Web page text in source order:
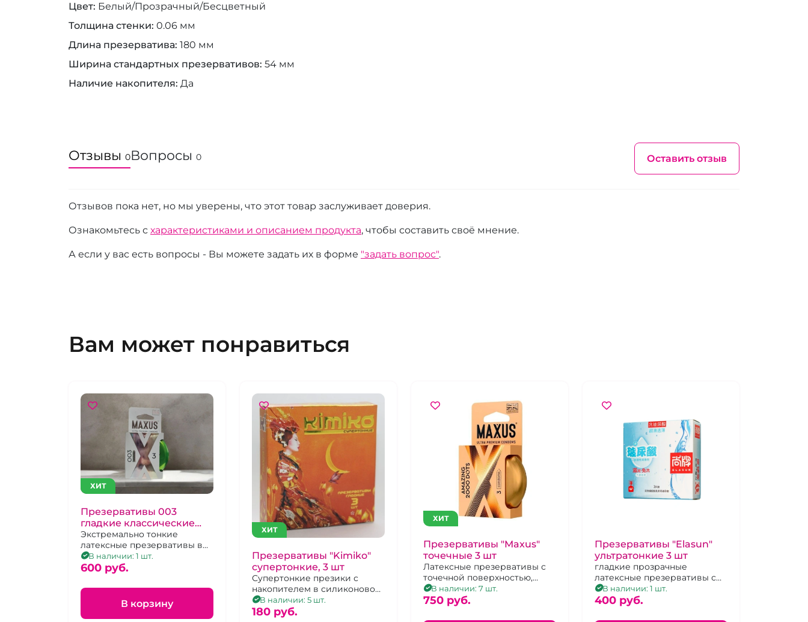
Цвет Белый/Прозрачный/Бесцветный
Толщина стенки 0.06 мм
Длина презерватива 180 мм
Ширина стандартных презервативов 54 мм
Наличие накопителя Да
Отзывы 0Вопросы 0 Оставить отзыв
Отзывов пока нет, но мы уверены, что этот товар заслуживает доверия.
Ознакомьтесь с характеристиками и описанием продукта, чтобы составить своё мнение.
А если у вас есть вопросы - Вы можете задать их в форме "задать вопрос".
Вам может понравиться
ХИТ
Презервативы 003
гладкие классические
"Maxus" 3 шт в зеленом
металлическом кейсе
Экстремально тонкие
латексные презервативы в
железном кейсе. 3 шт.
В наличии: 1 шт.
600 pуб.
В корзину
ХИТ
Презервативы "Kimiko"
супертонкие, 3 шт
Супертонкие презики с
накопителем в силиконовой
смазке.
В наличии: 5 шт.
180 pуб.
ХИТ
Презервативы "Maxus"
точечные 3 шт
Латексные презервативы с
точечной поверхностью,
упаковка 3 шт.
В наличии: 7 шт.
750 pуб.
Презервативы "Elasun"
ультратонкие 3 шт
гладкие прозрачные
латексные презервативы с
увеличенной смазкой, 3
штуки
В наличии: 1 шт.
400 pуб.